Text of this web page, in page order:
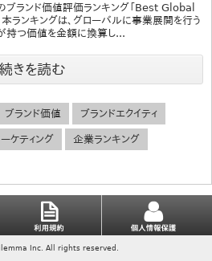
ブランド価値評価ランキング「Best Global
ランキングは、グローバルに事業展開を行う
持つ価値を金額に換算し...
続きを読む
ブランド価値 ブランドエクイティ
ケティング 企業ランキング
Inc. All rights reserved.